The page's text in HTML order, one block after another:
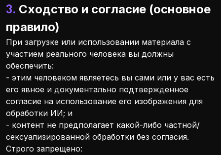
3. Сходство и согласие (основное
правило)
При загрузке или использовании материала с
участием реального человека вы должны
обеспечить:
- этим человеком являетесь вы сами или у вас есть
его явное и документально подтвержденное
согласие на использование его изображения для
обработки ИИ; и
- контент не предполагает какой-либо частной/
сексуализированной обработки без согласия.
Строго запрещено: